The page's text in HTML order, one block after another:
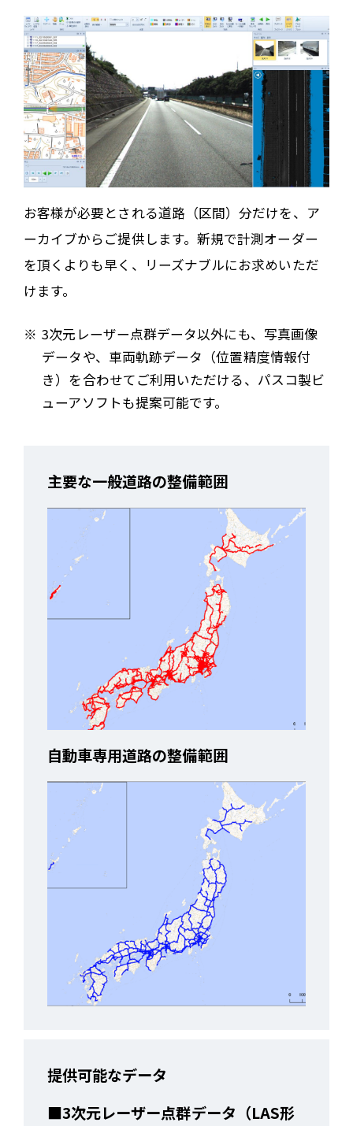
お客様が必要とされる道路（区間）分だけを、ア
ーカイブからご提供します。新規で計測オーダー
を頂くよりも早く、リーズナブルにお求めいただ
けます。
3次元レーザー点群データ以外にも、写真画像
データや、車両軌跡データ（位置精度情報付
き）を合わせてご利用いただける、パスコ製ビ
ューアソフトも提案可能です。
主要な一般道路の整備範囲
自動車専用道路の整備範囲
提供可能なデータ
■3次元レーザー点群データ（LAS形